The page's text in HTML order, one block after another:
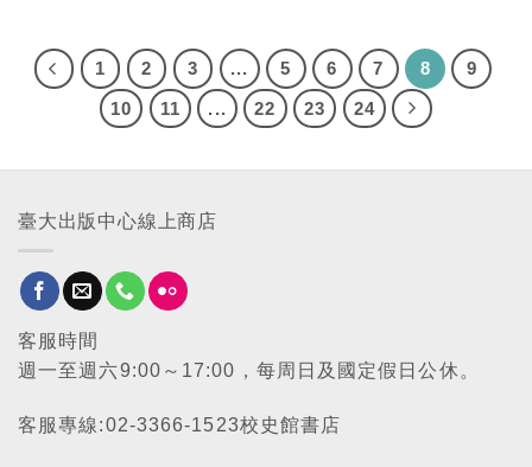
1 2 3 ... 5 6 7 8
9
10
11 ... 22 23 24
臺大出版中心線上商店
客服時間
週一至週六9:00～17:00，每周日及國定假日公休。
客服專線:02-3366-1523校史館書店